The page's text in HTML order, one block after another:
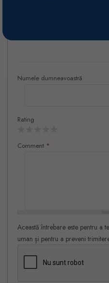
Numele dumneavoastră
Rating
Comment *
Această întrebare este pentru a
uman și pentru a preveni